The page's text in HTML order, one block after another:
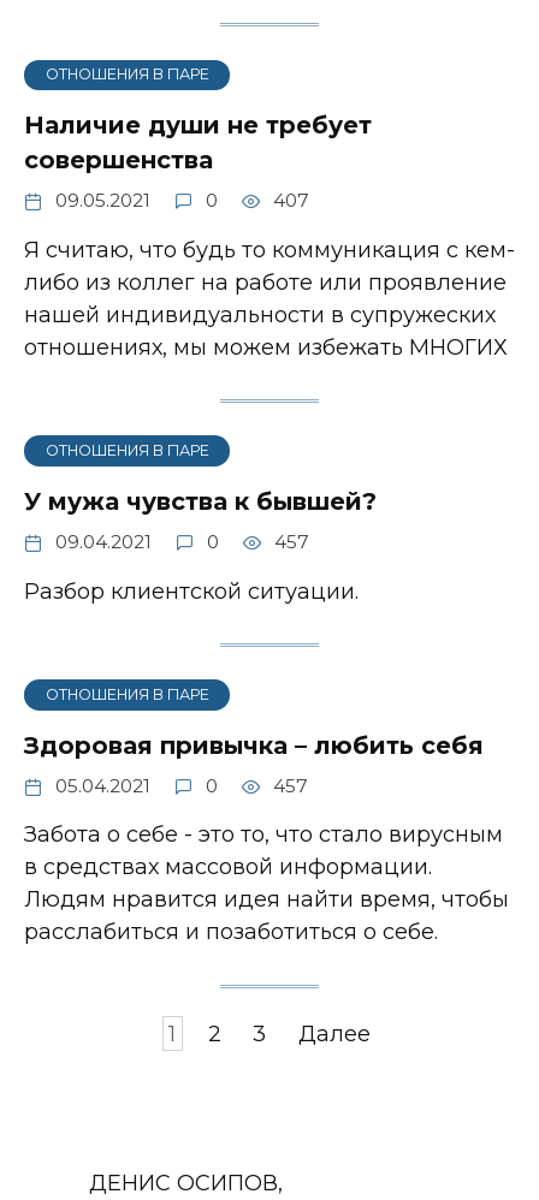
ОТНОШЕНИЯ В ПАРЕ
Наличие души не требует
совершенства
09.05.2021 0 407
Я считаю, что будь то коммуникация с кем-
либо из коллег на работе или проявление
нашей индивидуальности в супружеских
отношениях, мы можем избежать МНОГИХ
ОТНОШЕНИЯ В ПАРЕ
У мужа чувства к бывшей?
09.04.2021 0 457
Разбор клиентской ситуации.
ОТНОШЕНИЯ В ПАРЕ
Здоровая привычка – любить себя
05.04.2021 0 457
Забота о себе - это то, что стало вирусным
в средствах массовой информации.
Людям нравится идея найти время, чтобы
расслабиться и позаботиться о себе.
1 2 3 Далее
ДЕНИС ОСИПОВ,